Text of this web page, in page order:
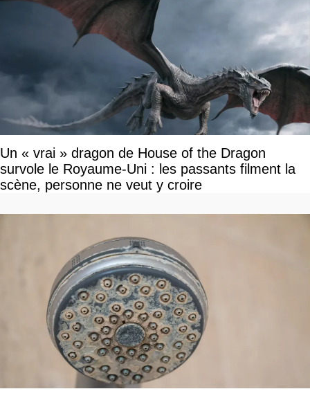
Un « vrai » dragon de House of the Dragon
survole le Royaume-Uni : les passants filment la
scène, personne ne veut y croire